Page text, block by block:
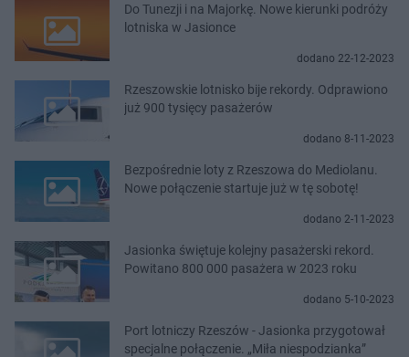
Do Tunezji i na Majorkę. Nowe kierunki podróży
lotniska w Jasionce
dodano 22-12-2023
Rzeszowskie lotnisko bije rekordy. Odprawiono
już 900 tysięcy pasażerów
dodano 8-11-2023
Bezpośrednie loty z Rzeszowa do Mediolanu.
Nowe połączenie startuje już w tę sobotę!
dodano 2-11-2023
Jasionka świętuje kolejny pasażerski rekord.
Powitano 800 000 pasażera w 2023 roku
dodano 5-10-2023
Port lotniczy Rzeszów - Jasionka przygotował
specjalne połączenie. „Miła niespodzianka”